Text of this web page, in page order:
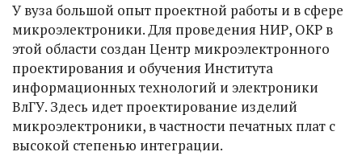
У вуза большой опыт проектной работы и в сфере
микроэлектроники. Для проведения НИР, ОКР в
этой области создан Центр микроэлектронного
проектирования и обучения Института
информационных технологий и электроники
ВлГУ. Здесь идет проектирование изделий
микроэлектроники, в частности печатных плат с
высокой степенью интеграции.